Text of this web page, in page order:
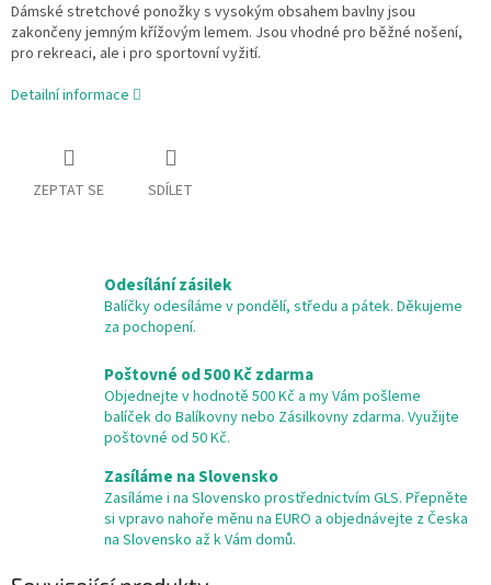
Dámské stretchové ponožky s vysokým obsahem bavlny jsou
zakončeny jemným křížovým lemem. Jsou vhodné pro běžné nošení,
pro rekreaci, ale i pro sportovní vyžití.
Detailní informace
ZEPTAT SE SDÍLET
Odesílání zásilek
Balíčky odesíláme v pondělí, středu a pátek. Děkujeme
za pochopení.
Poštovné od 500 Kč zdarma
Objednejte v hodnotě 500 Kč a my Vám pošleme
balíček do Balíkovny nebo Zásilkovny zdarma. Využijte
poštovné od 50 Kč.
Zasíláme na Slovensko
Zasíláme i na Slovensko prostřednictvím GLS. Přepněte
si vpravo nahoře měnu na EURO a objednávejte z Česka
na Slovensko až k Vám domů.